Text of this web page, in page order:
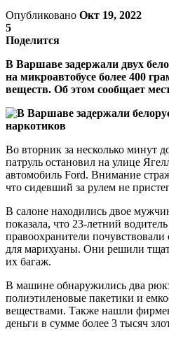
Опубликовано Окт 19, 2022
5
Поделится
В Варшаве задержали двух
на микроавтобусе более 400
веществ. Об этом сообщает
Во вторник за несколько минут
патруль остановил на улице
автомобиль Ford. Внимание
что сидевший за рулем не
В салоне находились двое
показала, что 23-летний
правоохранители
для марихуаны. Они решили
их багаж.
В машине обнаружились два
полиэтиленовые пакетики и
веществами. Также нашли
деньги в сумме более 3 тысяч